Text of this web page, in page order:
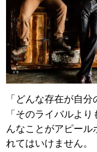
「どんな存在が自
「そのライバルよ
んなことがアピール
れてはいけません。